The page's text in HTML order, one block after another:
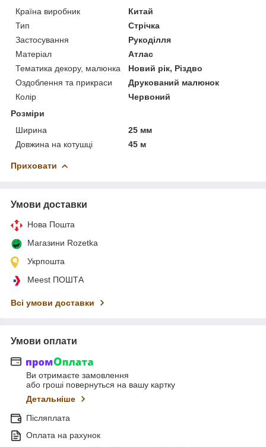
Країна виробник
Китай
Тип
Стрічка
Застосування
Рукоділля
Матеріал
Атлас
Тематика декору, малюнка
Новий рік, Різдво
Оздоблення та прикраси
Друкований малюнок
Колір
Червоний
Розміри
Ширина
25 мм
Довжина на котушці
45 м
Приховати
Умови доставки
Нова Пошта
Магазини Rozetka
Укрпошта
Meest ПОШТА
Всі умови доставки
Умови оплати
Ви отримаєте замовлення
або гроші повернуться на вашу картку
Детальніше
Післяплата
Оплата на рахунок